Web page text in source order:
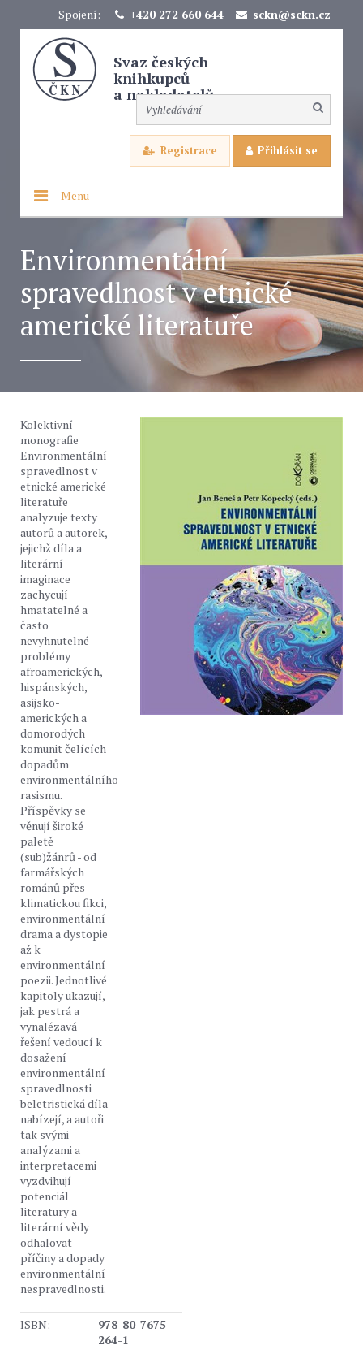
Spojení: +420 272 660 644 sckn@sckn.cz
Svaz českých
knihkupců
a nakladatelů
Registrace Přihlásit se
Menu
Environmentální
spravedlnost v etnické
americké literatuře
Kolektivní
monografie
Environmentální
spravedlnost v
etnické americké
literatuře
analyzuje texty
autorů a autorek,
jejichž díla a
literární
imaginace
zachycují
hmatatelné a
často
nevyhnutelné
problémy
afroamerických,
hispánských,
asijsko-
amerických a
domorodých
komunit čelících
dopadům
environmentálního
rasismu.
Příspěvky se
věnují široké
paletě
(sub)žánrů - od
farmářských
románů přes
klimatickou fikci,
environmentální
drama a dystopie
až k
environmentální
poezii. Jednotlivé
kapitoly ukazují,
jak pestrá a
vynalézavá
řešení vedoucí k
dosažení
environmentální
spravedlnosti
beletristická díla
nabízejí, a autoři
tak svými
analýzami a
interpretacemi
vyzdvihují
potenciál
literatury a
literární vědy
odhalovat
příčiny a dopady
environmentální
nespravedlnosti.
ISBN:
978-80-7675-
264-1